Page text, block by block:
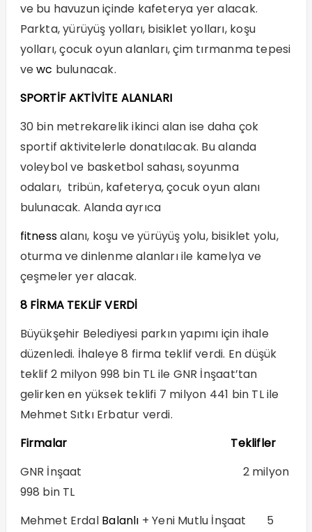
ve bu havuzun içinde kafeterya yer alacak.
Parkta, yürüyüş yolları, bisiklet yolları, koşu
yolları, çocuk oyun alanları, çim tırmanma tepesi
vewc bulunacak.
SPORTİF AKTİVİTE ALANLARI
30 bin metrekarelik ikinci alan ise daha çok
sportif aktivitelerle donatılacak. Bu alanda
voleybol ve basketbol sahası, soyunma
odaları, tribün, kafeterya, çocuk oyun alanı
bulunacak. Alanda ayrıca
fitnessalanı, koşu ve yürüyüş yolu, bisiklet yolu,
oturma ve dinlenme alanları ile kamelya ve
çeşmeler yer alacak.
8 FİRMA TEKLİF VERDİ
Büyükşehir Belediyesi parkın yapımı için ihale
düzenledi. İhaleye 8 firma teklif verdi. En düşük
teklif 2 milyon 998 bin TL ile GNR İnşaat’tan
gelirken en yüksek teklifi 7 milyon 441 bin TL ile
Mehmet Sıtkı Erbatur verdi.
Firmalar
Teklifler
GNR İnşaat 2 milyon
998 bin TL
Mehmet Erdal Balanlı + Yeni Mutlu İnşaat 5